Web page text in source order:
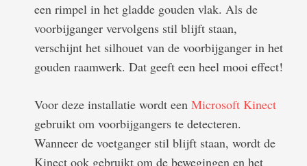
een rimpel in het gladde gouden vlak. Als de
voorbijganger vervolgens stil blijft staan,
verschijnt het silhouet van de voorbijganger in het
gouden raamwerk. Dat geeft een heel mooi effect!
Voor deze installatie wordt een Microsoft Kinect
gebruikt om voorbijgangers te detecteren.
Wanneer de voetganger stil blijft staan, wordt de
Kinect ook gebruikt om de bewegingen en het